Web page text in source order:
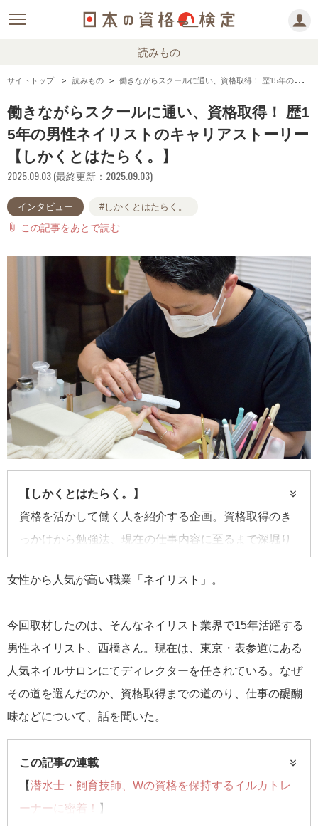
読みもの
サイトトップ 読みもの 働きながらスクールに通い、資格取得！ 歴15年の男性ネイリストのキャリアストーリー【しかくとはたらく。】
働きながらスクールに通い、資格取得！ 歴1
5年の男性ネイリストのキャリアストーリー
【しかくとはたらく。】
2025.09.03 (最終更新：2025.09.03)
インタビュー #しかくとはたらく。
attach_file この記事をあとで読む
【しかくとはたらく。】
資格を活かして働く人を紹介する企画。資格取得のき
っかけから勉強法、現在の仕事内容に至るまで深堀り
女性から人気が高い職業「ネイリスト」。
今回取材したのは、そんなネイリスト業界で15年活躍する
男性ネイリスト、西橋さん。現在は、東京・表参道にある
人気ネイルサロンにてディレクターを任されている。なぜ
その道を選んだのか、資格取得までの道のり、仕事の醍醐
味などについて、話を聞いた。
この記事の連載
【潜水士・飼育技師、Wの資格を保持するイルカトレ
ーナーに密着！ 】